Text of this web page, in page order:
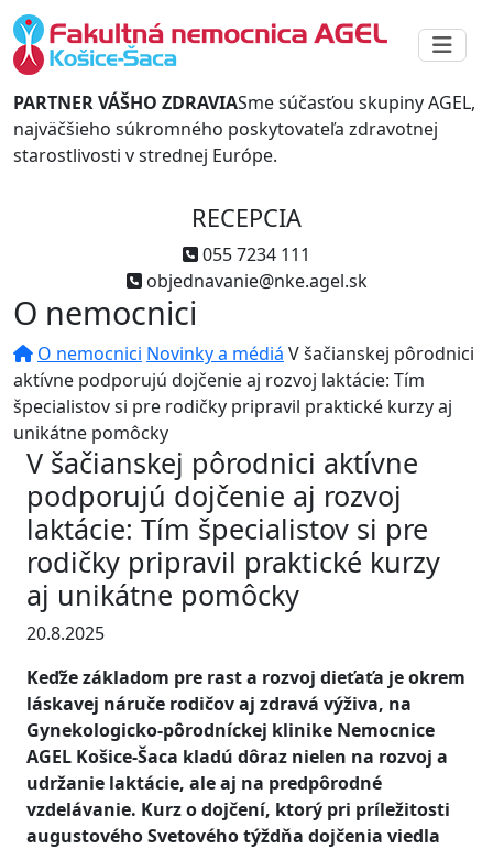
PARTNER VÁŠHO ZDRAVIASme súčasťou skupiny AGEL,
najväčšieho súkromného poskytovateľa zdravotnej
starostlivosti v strednej Európe.
RECEPCIA
055 7234 111
objednavanie@nke.agel.sk
O nemocnici
O nemocnici Novinky a médiá V šačianskej pôrodnici
aktívne podporujú dojčenie aj rozvoj laktácie: Tím
špecialistov si pre rodičky pripravil praktické kurzy aj
unikátne pomôcky
V šačianskej pôrodnici aktívne
podporujú dojčenie aj rozvoj
laktácie: Tím špecialistov si pre
rodičky pripravil praktické kurzy
aj unikátne pomôcky
20.8.2025
Keďže základom pre rast a rozvoj dieťaťa je okrem
láskavej náruče rodičov aj zdravá výživa, na
Gynekologicko-pôrodníckej klinike Nemocnice
AGEL Košice-Šaca kladú dôraz nielen na rozvoj a
udržanie laktácie, ale aj na predpôrodné
vzdelávanie. Kurz o dojčení, ktorý pri príležitosti
augustového Svetového týždňa dojčenia viedla